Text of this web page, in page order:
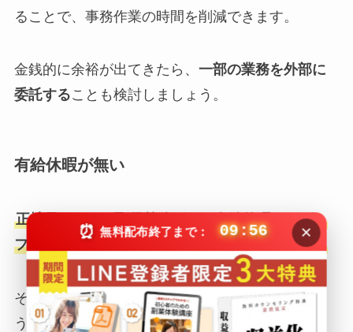
ることで、事務作業の時間を削減できます。
金銭的に余裕が出てきたら、 一部の業務を外部に
委託することも検討しましょう。
有給休暇が無い
正社員であれば取得義務がある有給休暇ですが、
フリーランスにはこういった制度はありません。
それどころか、長期休暇を取った場合は顧客を失
う可能性すらあります。
⏰ 無料配布終了まで： 09:55 ×